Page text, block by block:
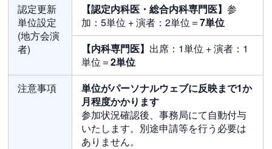
認定更新
単位設定
(地方会演
者)
【認定内科医・総合内科専門医】参
加：5単位 + 演者：2単位＝7単位
【内科専門医】 出席：1単位 + 演者：1
単位＝2単位
注意事項
単位がパーソナルウェブに反映まで1か
月程度かかります
参加状況確認後、事務局にて自動付与
いたします。別途申請等を行う必要は
ありません。